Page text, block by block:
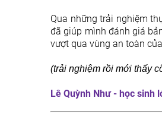
Qua những trải nghiệm
đã giúp mình đánh giá
vượt qua vùng an toàn
(trải nghiệm rồi mới thấy
Lê Quỳnh Như - học sinh